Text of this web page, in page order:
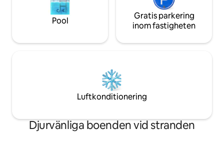
Pool
Gratis parkering
inom fastigheten
Luftkonditionering
Djurvänliga boenden vid stranden